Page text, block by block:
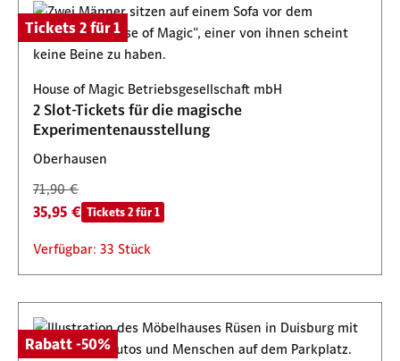
Tickets 2 für 1
House of Magic Betriebsgesellschaft mbH
2 Slot-Tickets für die magische
Experimentenausstellung
Oberhausen
71,90 €
35,95 € Tickets 2 für 1
Verfügbar: 33 Stück
Rabatt -50%